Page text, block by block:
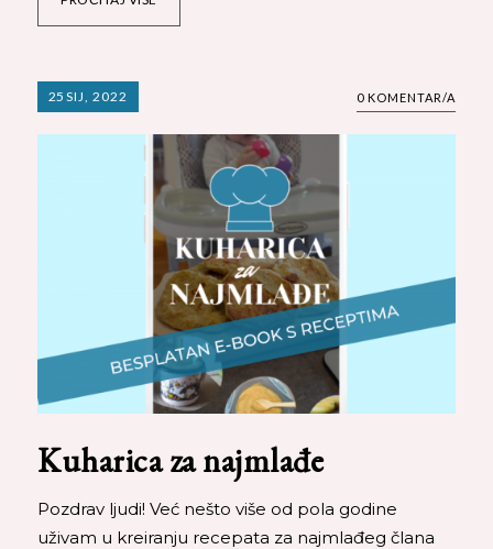
25 SIJ, 2022 0 KOMENTAR/A
Kuharica za najmlađe
Pozdrav ljudi! Već nešto više od pola godine
uživam u kreiranju recepata za najmlađeg člana